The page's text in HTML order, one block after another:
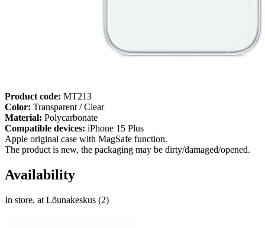
Product code: MT213
Color: Transparent / Clear
Material: Polycarbonate
Compatible devices: iPhone 15 Plus
Apple original case with MagSafe function.
The product is new, the packaging may be dirty/damaged/opened.
Availability
In store, at Lõunakeskus (2)